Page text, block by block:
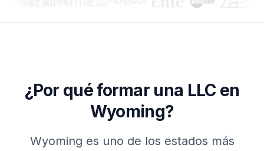
¿Por qué formar una LLC en
Wyoming?
Wyoming es uno de los estados más